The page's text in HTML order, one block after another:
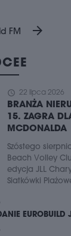
FM arrow_forward
schedule 22 lipca 2026
BRANŻA
15. ZAGRA
MCDONALDA
Szóstego
Beach Volley
edycja JLL
Siatkówki
EUROBUILD